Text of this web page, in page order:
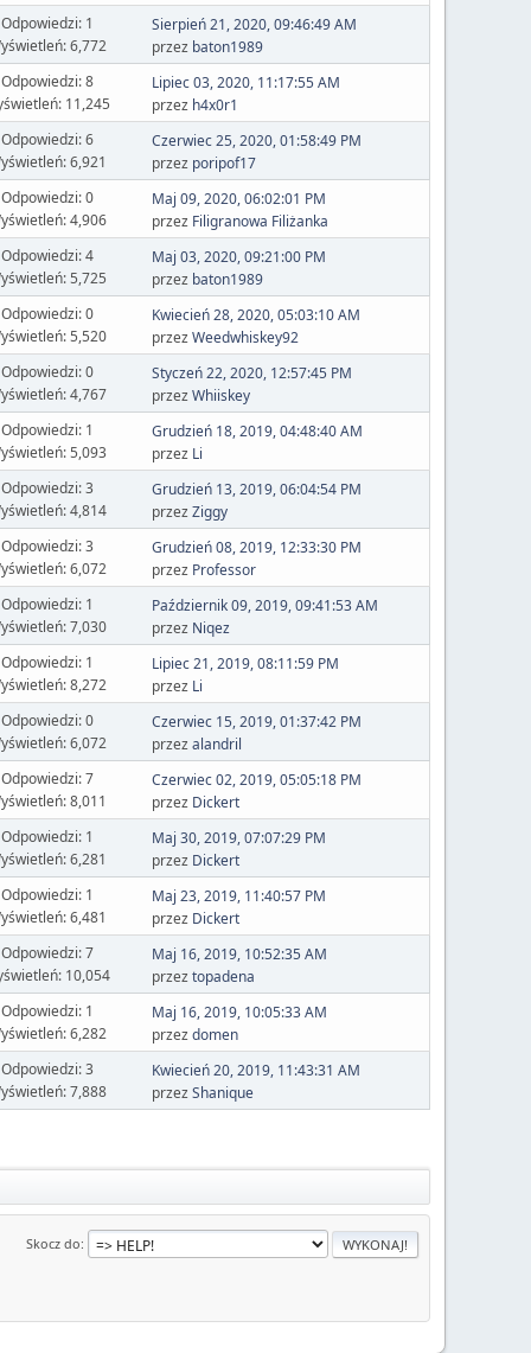
Odpowiedzi: 1
6,772
Sierpień 21, 2020, 09:46:49 AM
przez baton1989
Odpowiedzi: 8
11,245
Lipiec 03, 2020, 11:17:55 AM
przez h4x0r1
Odpowiedzi: 6
6,921
Czerwiec 25, 2020, 01:58:49 PM
przez poripof17
Odpowiedzi: 0
4,906
Maj 09, 2020, 06:02:01 PM
przez Filigranowa Filiżanka
Odpowiedzi: 4
5,725
Maj 03, 2020, 09:21:00 PM
przez baton1989
Odpowiedzi: 0
5,520
Kwiecień 28, 2020, 05:03:10 AM
przezWeedwhiskey92
Odpowiedzi: 0
4,767
Styczeń 22, 2020, 12:57:45 PM
przezWhiiskey
Odpowiedzi: 1
5,093
Grudzień 18, 2019, 04:48:40 AM
przez Li
Odpowiedzi: 3
4,814
Grudzień 13, 2019, 06:04:54 PM
przezZiggy
Odpowiedzi: 3
6,072
Grudzień 08, 2019, 12:33:30 PM
przez Professor
Odpowiedzi: 1
7,030
Październik 09, 2019, 09:41:53 AM
przez Niqez
Odpowiedzi: 1
8,272
Lipiec 21, 2019, 08:11:59 PM
przez Li
Odpowiedzi: 0
6,072
Czerwiec 15, 2019, 01:37:42 PM
przezalandril
Odpowiedzi: 7
8,011
Czerwiec 02, 2019, 05:05:18 PM
przez Dickert
Odpowiedzi: 1
6,281
Maj 30, 2019, 07:07:29 PM
przez Dickert
Odpowiedzi: 1
6,481
Maj 23, 2019, 11:40:57 PM
przez Dickert
Odpowiedzi: 7
10,054
Maj 16, 2019, 10:52:35 AM
przeztopadena
Odpowiedzi: 1
6,282
Maj 16, 2019, 10:05:33 AM
przezdomen
Odpowiedzi: 3
7,888
Kwiecień 20, 2019, 11:43:31 AM
przezShanique
Skocz do